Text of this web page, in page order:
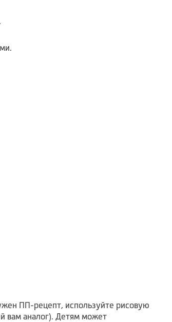
ПП-рецепт, используйте рисовую
вам аналог). Детям может